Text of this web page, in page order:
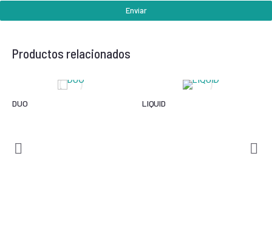
Enviar
Productos relacionados
DUO LIQUID